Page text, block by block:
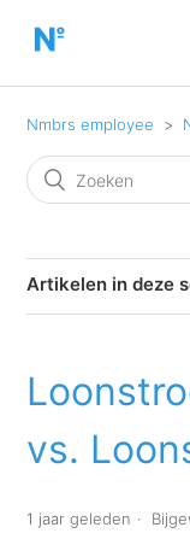
Nmbrs employee
Artikelen in deze
Is het mogelijk
ontvangen?
Is het mogelijk
vs.
1 jaar geleden